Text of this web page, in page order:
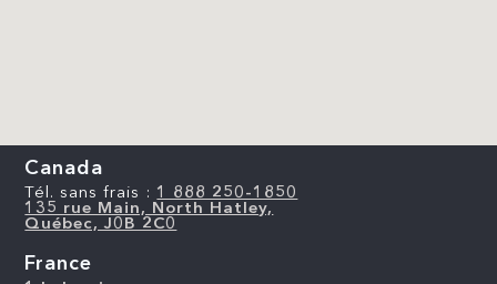
Canada
Tél. sans frais : 1 888 250-1850
135 rue Main, North Hatley,
Québec, J0B 2C0
France